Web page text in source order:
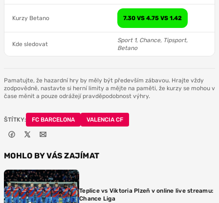
Kurzy Betano 7.30 VS 4.75 VS 1.42
Kde sledovat
Sport 1, Chance, Tipsport,
Betano
Pamatujte, že hazardní hry by měly být především zábavou. Hrajte vždy
zodpovědně, nastavte si herní limity a mějte na paměti, že kurzy se mohou v
čase měnit a pouze odrážejí pravděpodobnost výhry.
ŠTÍTKY: FC BARCELONA VALENCIA CF
MOHLO BY VÁS ZAJÍMAT
Teplice vs Viktoria Plzeň v online live streamu:
Chance Liga